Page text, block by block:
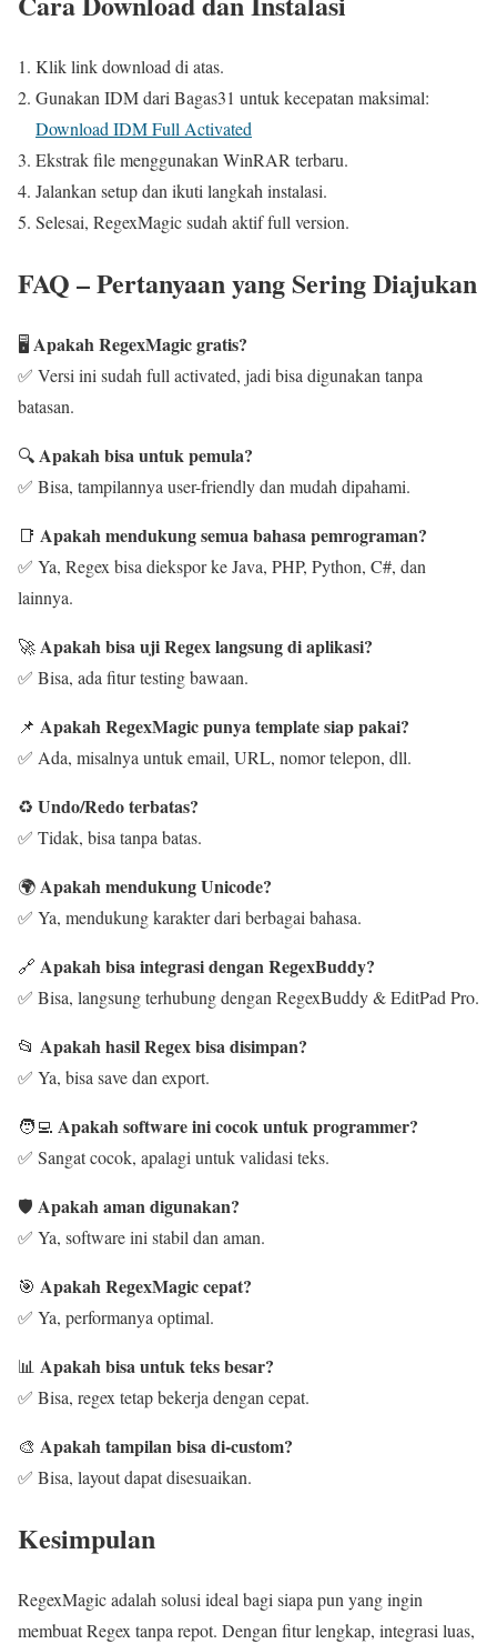
Klik link download di atas.
Gunakan IDM dari Bagas31 untuk kecepatan maksimal:
Download IDM Full Activated
Ekstrak file menggunakan WinRAR terbaru.
Jalankan setup dan ikuti langkah instalasi.
Selesai, RegexMagic sudah aktif full version.
FAQ – Pertanyaan yang Sering Diajukan
🖥️ Apakah RegexMagic gratis?
✅ Versi ini sudah full activated, jadi bisa digunakan tanpa
batasan.
🔍Apakah bisa untuk pemula?
✅ Bisa, tampilannya user-friendly dan mudah dipahami.
📑 Apakah mendukung semua bahasa pemrograman?
✅ Ya, Regex bisa diekspor ke Java, PHP, Python, C#, dan
lainnya.
🚀Apakah bisa uji Regex langsung di aplikasi?
✅ Bisa, ada fitur testing bawaan.
📌 Apakah RegexMagic punya template siap pakai?
✅ Ada, misalnya untuk email, URL, nomor telepon, dll.
♻️ Undo/Redo terbatas?
✅ Tidak, bisa tanpa batas.
🌍Apakah mendukung Unicode?
✅ Ya, mendukung karakter dari berbagai bahasa.
🔗 Apakah bisa integrasi dengan RegexBuddy?
✅ Bisa, langsung terhubung dengan RegexBuddy & EditPad Pro.
📂 Apakah hasil Regex bisa disimpan?
✅ Ya, bisa save dan export.
🧑‍💻 Apakah software ini cocok untuk programmer?
✅ Sangat cocok, apalagi untuk validasi teks.
🛡️ Apakah aman digunakan?
✅ Ya, software ini stabil dan aman.
🎯 Apakah RegexMagic cepat?
✅ Ya, performanya optimal.
📊 Apakah bisa untuk teks besar?
✅ Bisa, regex tetap bekerja dengan cepat.
🎨 Apakah tampilan bisa di-custom?
✅ Bisa, layout dapat disesuaikan.
Kesimpulan
RegexMagic adalah solusi ideal bagi siapa pun yang ingin
membuat Regex tanpa repot. Dengan fitur lengkap, integrasi luas,